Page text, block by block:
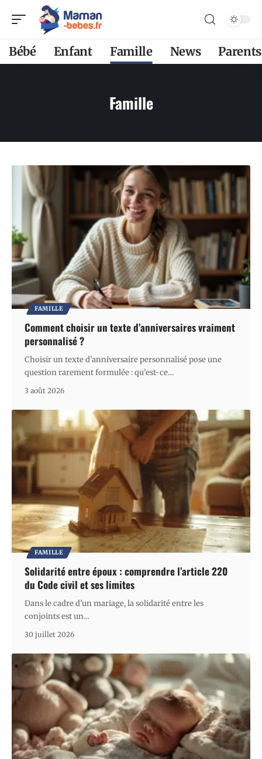
Bébé Enfant Famille News Parents
Famille
FAMILLE
Comment choisir un texte d’anniversaires vraiment
personnalisé ?
Choisir un texte d'anniversaire personnalisé pose une
question rarement formulée : qu'est-ce…
3 août 2026
FAMILLE
Solidarité entre époux : comprendre l’article 220
du Code civil et ses limites
Dans le cadre d'un mariage, la solidarité entre les
conjoints est un…
30 juillet 2026